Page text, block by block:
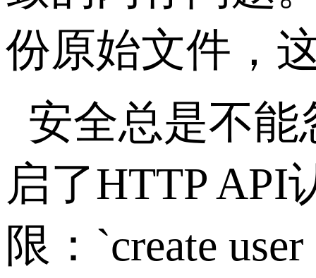
份原始文件，
安全总是不能
启了HTTP API
限： `create